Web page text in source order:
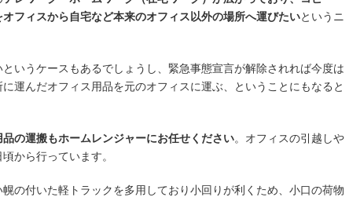
フィスから自宅など本来のオフィス以外の場所へ運びたいというニ
いうケースもあるでしょうし、緊急事態宣言が解除されれば今度は
運んだオフィス用品を元のオフィスに運ぶ、ということにもなると
の運搬もホームレンジャーにお任せください。オフィスの引越しや
から行っています。
の付いた軽トラックを多用しており小回りが利くため、小口の荷物